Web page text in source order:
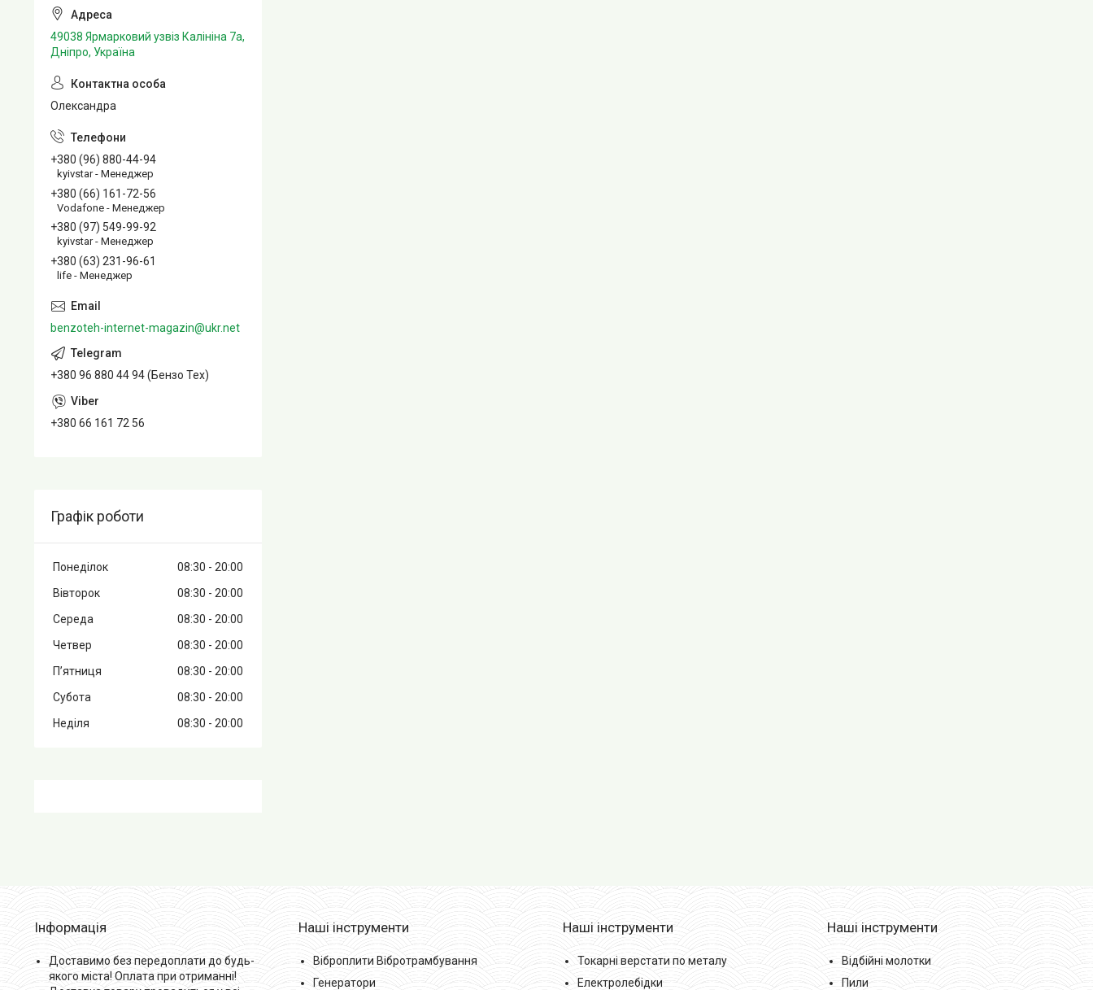
49038 Ярмарковий узвіз Калініна 7а,
Дніпро, Україна
Олександра
+380 (96) 880-44-94
kyivstar - Менеджер
+380 (66) 161-72-56
Vodafone - Менеджер
+380 (97) 549-99-92
kyivstar - Менеджер
+380 (63) 231-96-61
life - Менеджер
benzoteh-internet-magazin@ukr.net
+380 96 880 44 94 (Бензо Тех)
+380 66 161 72 56
Графік роботи
Понеділок 08:30
20:00
Вівторок
08:30
20:00
Середа
08:30
20:00
Четвер
08:30
20:00
Пʼятниця
08:30
20:00
Субота
08:30
20:00
Неділя
08:30 20:00
Інформація
Доставимо без передоплати до будь-
якого міста! Оплата при отриманні!
Наші інструменти
Віброплити Вібротрамбування
Генератори
Наші інструменти
Токарні верстати по металу
Електролебідки
Наші інструменти
Відбійні молотки
Пили